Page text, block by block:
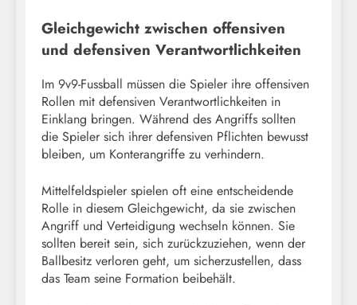
Gleichgewicht zwischen offensiven
und defensiven Verantwortlichkeiten
Im 9v9-Fussball müssen die Spieler ihre offensiven
Rollen mit defensiven Verantwortlichkeiten in
Einklang bringen. Während des Angriffs sollten
die Spieler sich ihrer defensiven Pflichten bewusst
bleiben, um Konterangriffe zu verhindern.
Mittelfeldspieler spielen oft eine entscheidende
Rolle in diesem Gleichgewicht, da sie zwischen
Angriff und Verteidigung wechseln können. Sie
sollten bereit sein, sich zurückzuziehen, wenn der
Ballbesitz verloren geht, um sicherzustellen, dass
das Team seine Formation beibehält.